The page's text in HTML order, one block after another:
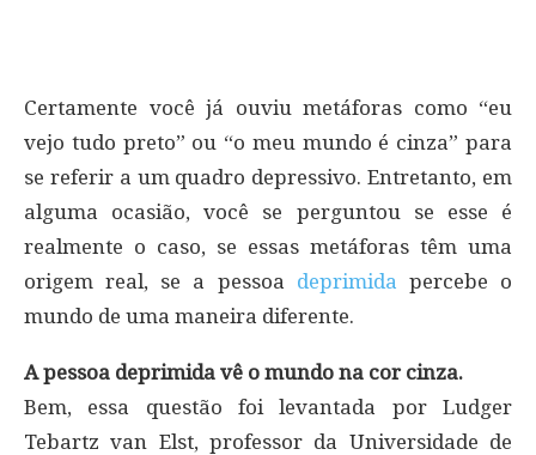
Certamente você já ouviu metáforas como “eu
vejo tudo preto” ou “o meu mundo é cinza” para
se referir a um quadro depressivo. Entretanto, em
alguma ocasião, você se perguntou se esse é
realmente o caso, se essas metáforas têm uma
origem real, se a pessoa deprimida percebe o
mundo de uma maneira diferente.
A pessoa deprimida vê o mundo na cor cinza.
Bem, essa questão foi levantada por Ludger
Tebartz van Elst, professor da Universidade de